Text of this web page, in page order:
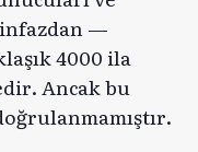
—
4000 ila
Ancak bu